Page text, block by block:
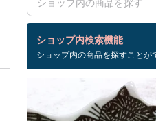
ショップ内検索機能
ショップ内の商品を探すことが
検索結果：39 件
その他-日本製